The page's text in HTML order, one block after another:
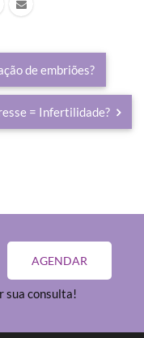
de embriões?
= Infertilidade?
AGENDAR
sua consulta!